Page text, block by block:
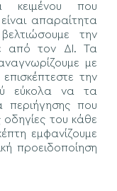
κειμένου που
απαραίτητα
την
από τον ΔΙ. Τα
με
την
εύκολα να τα
που
οδηγίες του κάθε
εμφανίζουμε
προειδοποίηση